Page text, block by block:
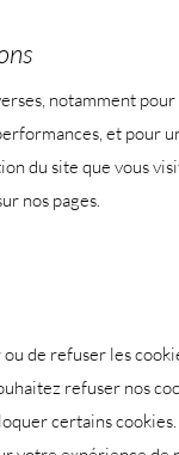
notamment
et pour
du site que vous
nos pages.
de refuser les
refuser nos
certains